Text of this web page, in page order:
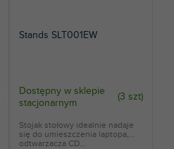
Stands SLT001EW
Dostępny w sklepie
stacjonarnym
(3 szt)
Stojak stołowy idealnie nadaje
się do umieszczenia laptopa,
odtwarzacza CD...